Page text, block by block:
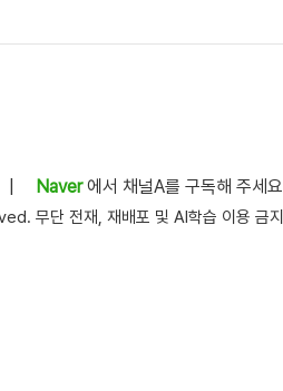
Naver에서 채널A를 구독해 주세요
무단 전재, 재배포 및 AI학습 이용 금지